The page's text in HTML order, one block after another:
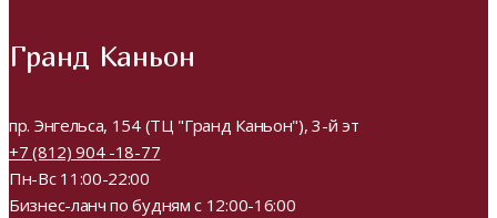
Гранд Каньон
пр. Энгельса, 154 (ТЦ "Гранд Каньон"), 3-й эт
+7 (812) 904 -18-77
Пн-Вс 11:00-22:00
Бизнес-ланч по будням с 12:00-16:00